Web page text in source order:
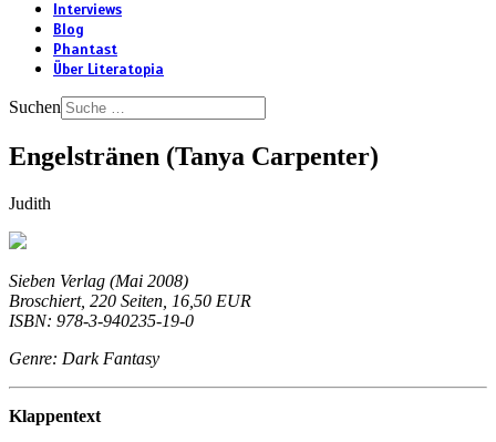
Interviews
Blog
Phantast
Über Literatopia
Suchen
Engelstränen (Tanya Carpenter)
Judith
Sieben Verlag (Mai 2008)
Broschiert, 220 Seiten, 16,50 EUR
ISBN: 978-3-940235-19-0
Genre: Dark Fantasy
Klappentext